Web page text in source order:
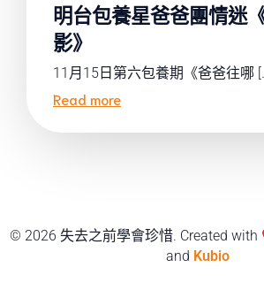
明台包養星爸爸團情迷
影》
11月15日第六包養期《爸爸往哪
Read more
© 2026 失去之前學會珍惜. Created with
and Kubio